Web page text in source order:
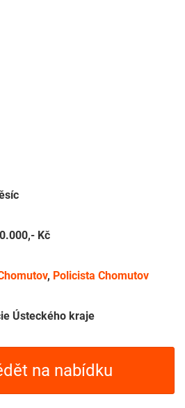
Kč
, Policista Chomutov
Ústeckého kraje
na nabídku